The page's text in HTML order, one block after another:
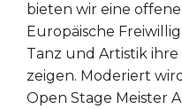
bieten wir eine
Europäische
Tanz und Artistik
zeigen. Moderiert
Open Stage Meister